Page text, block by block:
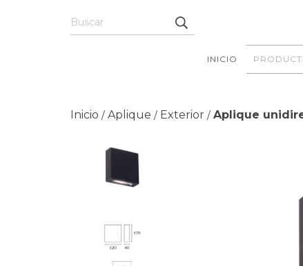
INICIO
Inicio / Aplique / Exterior / Aplique